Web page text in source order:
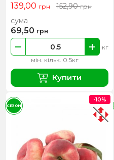
139,00 грн 152,90грн
мін. кільк. 0.5кг
кг
сума
69,50 грн
Купити
-10%
СЕЗОН